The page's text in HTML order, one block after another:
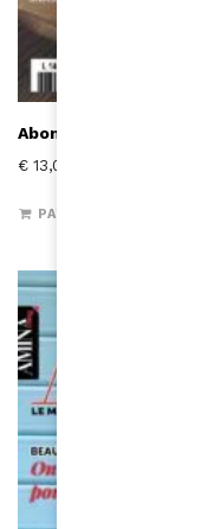
Abonnement un an – 5
€ 13,00
PAYER